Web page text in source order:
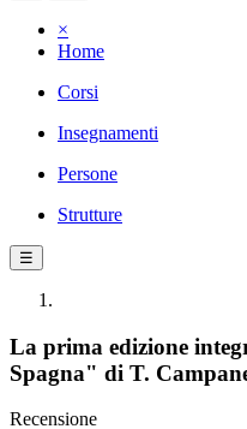
×
Home
Corsi
Insegnamenti
Persone
Strutture
☰
La prima edizione
Spagna" di T.
Recensione